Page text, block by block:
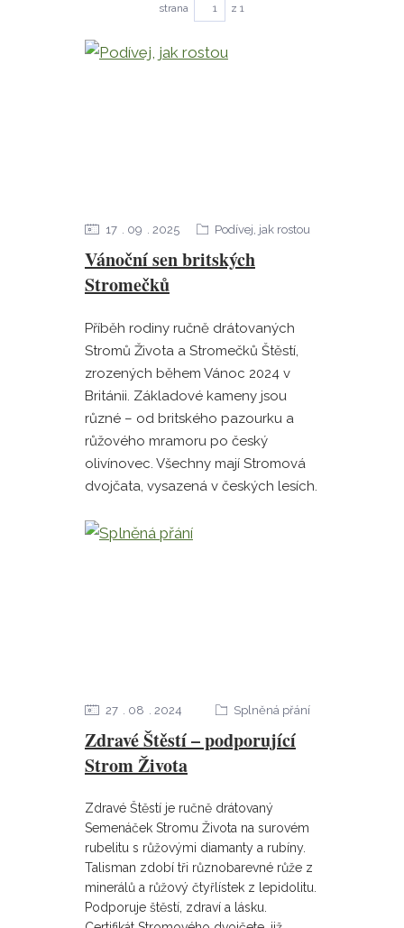
strana z 1
Vánoční sen britských
Stromečků
17 09 2025 Podívej, jak rostou
Příběh rodiny ručně drátovaných
Stromů Života a Stromečků Štěstí,
zrozených během Vánoc 2024 v
Británii. Základové kameny jsou
různé – od britského pazourku a
růžového mramoru po český
olivínovec. Všechny mají Stromová
dvojčata, vysazená v českých lesích.
Zdravé Štěstí – podporující
Strom Života
27 08 2024 Splněná přání
Zdravé Štěstí je ručně drátovaný
Semenáček Stromu Života na surovém
rubelitu s růžovými diamanty a rubíny.
Talisman zdobí tři různobarevné růže z
minerálů a růžový čtyřlístek z lepidolitu.
Podporuje štěstí, zdraví a lásku.